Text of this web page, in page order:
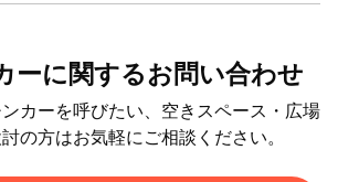
ーに関するお問い合わせ
カーを呼びたい、空きスペース・広場
の方はお気軽にご相談ください。